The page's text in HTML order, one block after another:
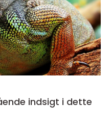
indsigt i dette